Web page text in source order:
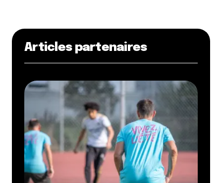
comestibles.
Pour un bon burger dans un bar, outre les Ninkasi,
y’a aussi le Zinc Zinc, qui fait un burger bon et
à propos de speed burger, nous sommes à présent
en 2013.
C’est certes un petit peu cher mais on sent bien la
yeris ben
1 mars 2013 à 21 h 29 min
Articles partenaires